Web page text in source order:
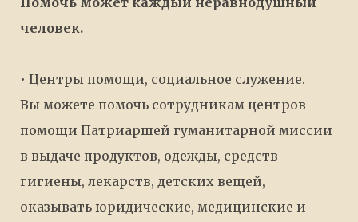
человек.
• Центры помощи, социальное служение.
Вы можете помочь сотрудникам центров
помощи Патриаршей гуманитарной миссии
в выдаче продуктов, одежды, средств
гигиены, лекарств, детских вещей,
оказывать юридические, медицинские и